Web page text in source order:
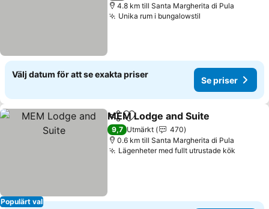
4.8 km till Santa Margherita di Pula
Unika rum i bungalowstil
Välj datum för att se exakta priser
Se priser
Populärt val
Dela Lägg till i Mina Favoriter
MEM Lodge and Suite
9,7 Utmärkt
470
0.6 km till Santa Margherita di Pula
Lägenheter med fullt utrustade kök